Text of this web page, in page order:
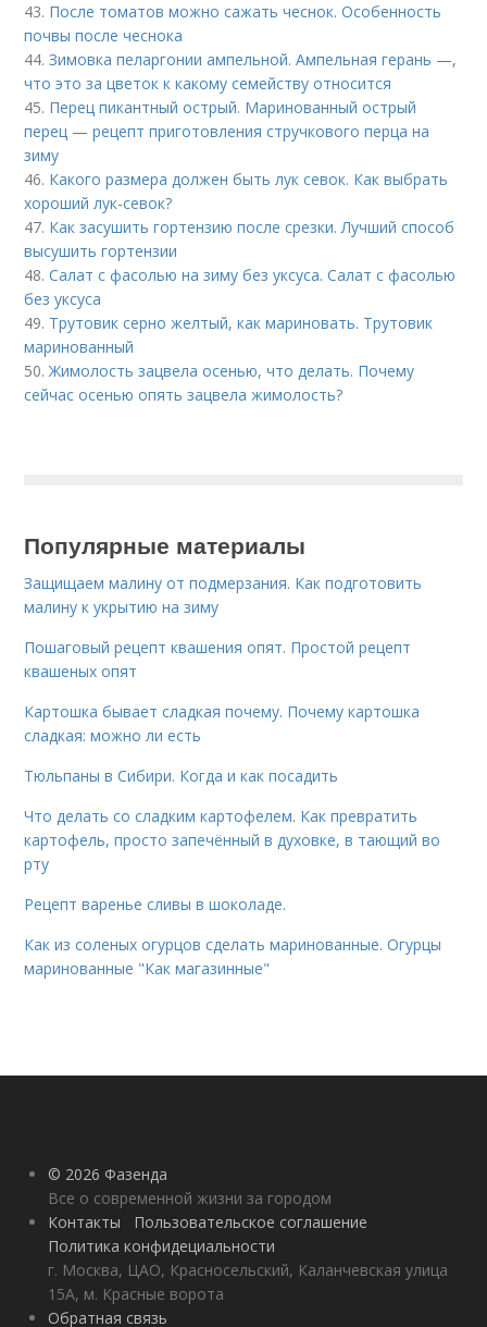
43. После томатов можно сажать чеснок. Особенность
почвы после чеснока
44.Зимовка пеларгонии ампельной. Ампельная герань —,
что это за цветок к какому семейству относится
45. Перец пикантный острый. Маринованный острый
перец — рецепт приготовления стручкового перца на
зиму
46. Какого размера должен быть лук севок. Как выбрать
хороший лук-севок?
47. Как засушить гортензию после срезки. Лучший способ
высушить гортензии
48.Салат с фасолью на зиму без уксуса. Салат с фасолью
без уксуса
49. Трутовик серно желтый, как мариновать. Трутовик
маринованный
50.Жимолость зацвела осенью, что делать. Почему
сейчас осенью опять зацвела жимолость?
Популярные материалы
Защищаем малину от подмерзания. Как подготовить
малину к укрытию на зиму
Пошаговый рецепт квашения опят. Простой рецепт
квашеных опят
Картошка бывает сладкая почему. Почему картошка
сладкая: можно ли есть
Тюльпаны в Сибири. Когда и как посадить
Что делать со сладким картофелем. Как превратить
картофель, просто запечённый в духовке, в тающий во
рту
Рецепт варенье сливы в шоколаде.
Как из соленых огурцов сделать маринованные. Огурцы
маринованные "Как магазинные"
© 2026 Фазенда
Все о современной жизни за городом
Контакты
Пользовательское соглашение
Политика конфидециальности
г. Москва, ЦАО, Красносельский, Каланчевская улица
15А, м. Красные ворота
Обратная связь